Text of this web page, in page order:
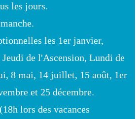
les jours.
les 1er janvier,
Jeudi de l'Ascension, Lundi de
8 mai, 14 juillet, 15 août, 1er
et 25 décembre.
lors des vacances